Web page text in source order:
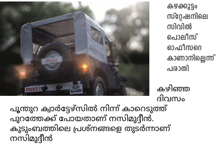
കഴക്കൂട്ടം
സ്റ്റേഷനിലെ
സിവില്‍
പൊലീസ്
ഓഫീസറെ
കാണാനില്ലെന്ന്
പരാതി
കഴിഞ്ഞ
ദിവസം
പൂന്തുറ ക്വാര്‍ട്ടേഴ്‌സില്‍ നിന്ന് കാറെടുത്ത്
പുറത്തേക്ക് പോയതാണ് നസിമുദ്ദീന്‍.
കുടുംബത്തിലെ പ്രശ്നങ്ങളെ തുടര്‍ന്നാണ്
നസിമുദ്ദീന്‍